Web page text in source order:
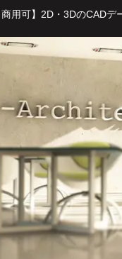
商用可】2D・3DのCAD